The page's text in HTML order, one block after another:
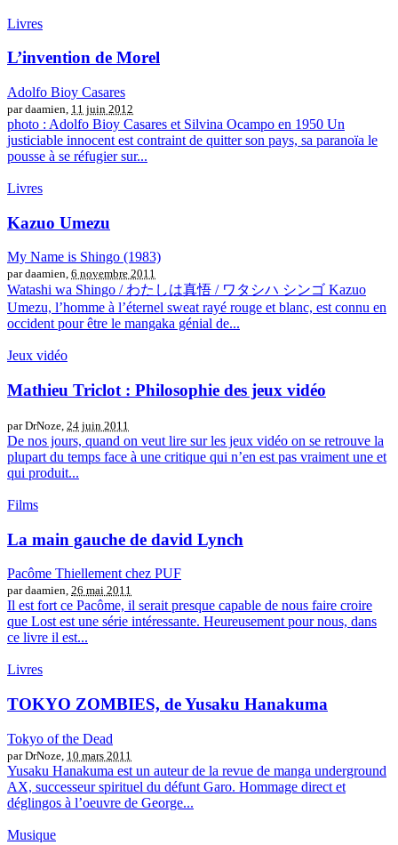
Livres
L’invention de Morel
Adolfo Bioy Casares
par daamien, 11 juin 2012
photo : Adolfo Bioy Casares et Silvina Ocampo en 1950 Un
justiciable innocent est contraint de quitter son pays, sa paranoïa le
pousse à se réfugier sur...
Livres
Kazuo Umezu
My Name is Shingo (1983)
par daamien, 6 novembre 2011
Watashi wa Shingo / わたしは真悟 / ワタシハ シンゴ Kazuo
Umezu, l’homme à l’éternel sweat rayé rouge et blanc, est connu en
occident pour être le mangaka génial de...
Jeux vidéo
Mathieu Triclot : Philosophie des jeux vidéo
par DrNoze, 24 juin 2011
De nos jours, quand on veut lire sur les jeux vidéo on se retrouve la
plupart du temps face à une critique qui n’en est pas vraiment une et
qui produit...
Films
La main gauche de david Lynch
Pacôme Thiellement chez PUF
par daamien, 26 mai 2011
Il est fort ce Pacôme, il serait presque capable de nous faire croire
que Lost est une série intéressante. Heureusement pour nous, dans
ce livre il est...
Livres
TOKYO ZOMBIES, de Yusaku Hanakuma
Tokyo of the Dead
par DrNoze, 10 mars 2011
Yusaku Hanakuma est un auteur de la revue de manga underground
AX, successeur spirituel du défunt Garo. Hommage direct et
déglingos à l’oeuvre de George...
Musique